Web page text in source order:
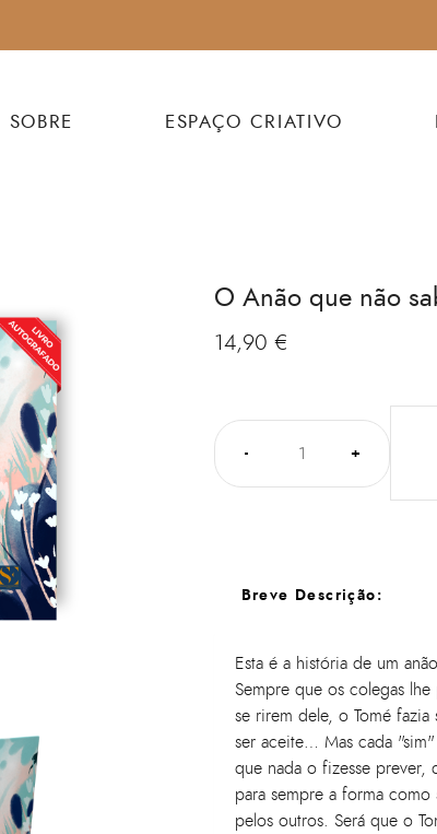
SOBRE ESPAÇO CRIATIVO
O Anão que não
14,90 €
- +
Breve Descrição:
Esta é a história de um
Sempre que os colegas
se rirem dele, o Tomé
ser aceite… Mas cada
que nada o fizesse
para sempre a forma
pelos outros. Será que o